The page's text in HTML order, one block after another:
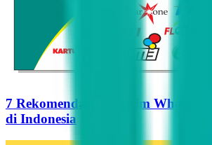
7 Rekomendasi Pengirim
di Indonesia